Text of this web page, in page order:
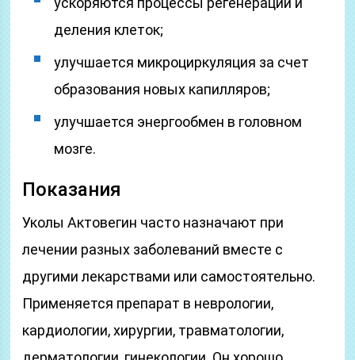
деления клеток;
улучшается микроциркуляция за счет
образования новых капилляров;
улучшается энергообмен в головном
мозге.
Показания
Уколы Актовегин часто назначают при
лечении разных заболеваний вместе с
другими лекарствами или самостоятельно.
Применяется препарат в неврологии,
кардиологии, хирургии, травматологии,